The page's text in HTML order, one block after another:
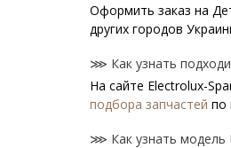
Оформить заказ на
других городов
⋙ Как узнать
На сайте Electrolux-
подбора запчастей по
⋙ Как узнать модель